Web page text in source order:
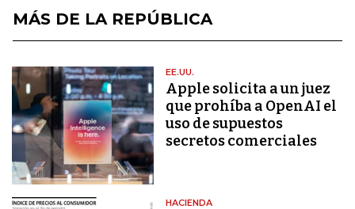
MÁS DE LA REPÚBLICA
EE.UU.
Apple solicita a un juez
que prohíba a OpenAI el
uso de supuestos
secretos comerciales
HACIENDA